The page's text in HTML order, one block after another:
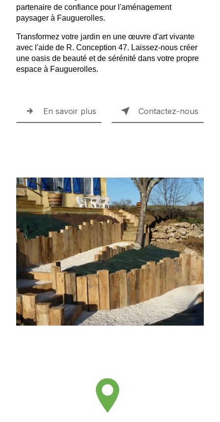
partenaire de confiance pour l'aménagement
paysager à Fauguerolles.
Transformez votre jardin en une œuvre d'art vivante
avec l'aide de R. Conception 47. Laissez-nous créer
une oasis de beauté et de sérénité dans votre propre
espace à Fauguerolles.
En savoir plus Contactez-nous